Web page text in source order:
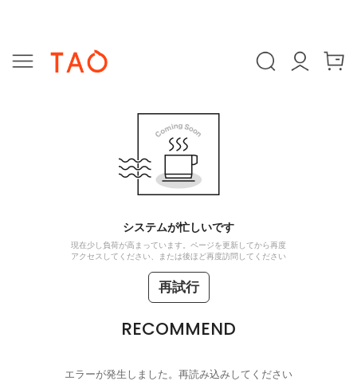
システムが忙しいです
現在少し負荷が高まっています。ページを更新してから再度
アクセスしてください、または後ほど再度訪問してください
再試行
RECOMMEND
エラーが発生しました。再読み込みしてください